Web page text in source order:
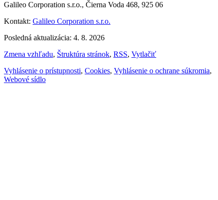
Galileo Corporation s.r.o., Čierna Voda 468, 925 06
Kontakt: Galileo Corporation s.r.o.
Posledná aktualizácia: 4. 8. 2026
Zmena vzhľadu, Štruktúra stránok, RSS, Vytlačiť
Vyhlásenie o prístupnosti, Cookies, Vyhlásenie o ochrane súkromia,
Webové sídlo